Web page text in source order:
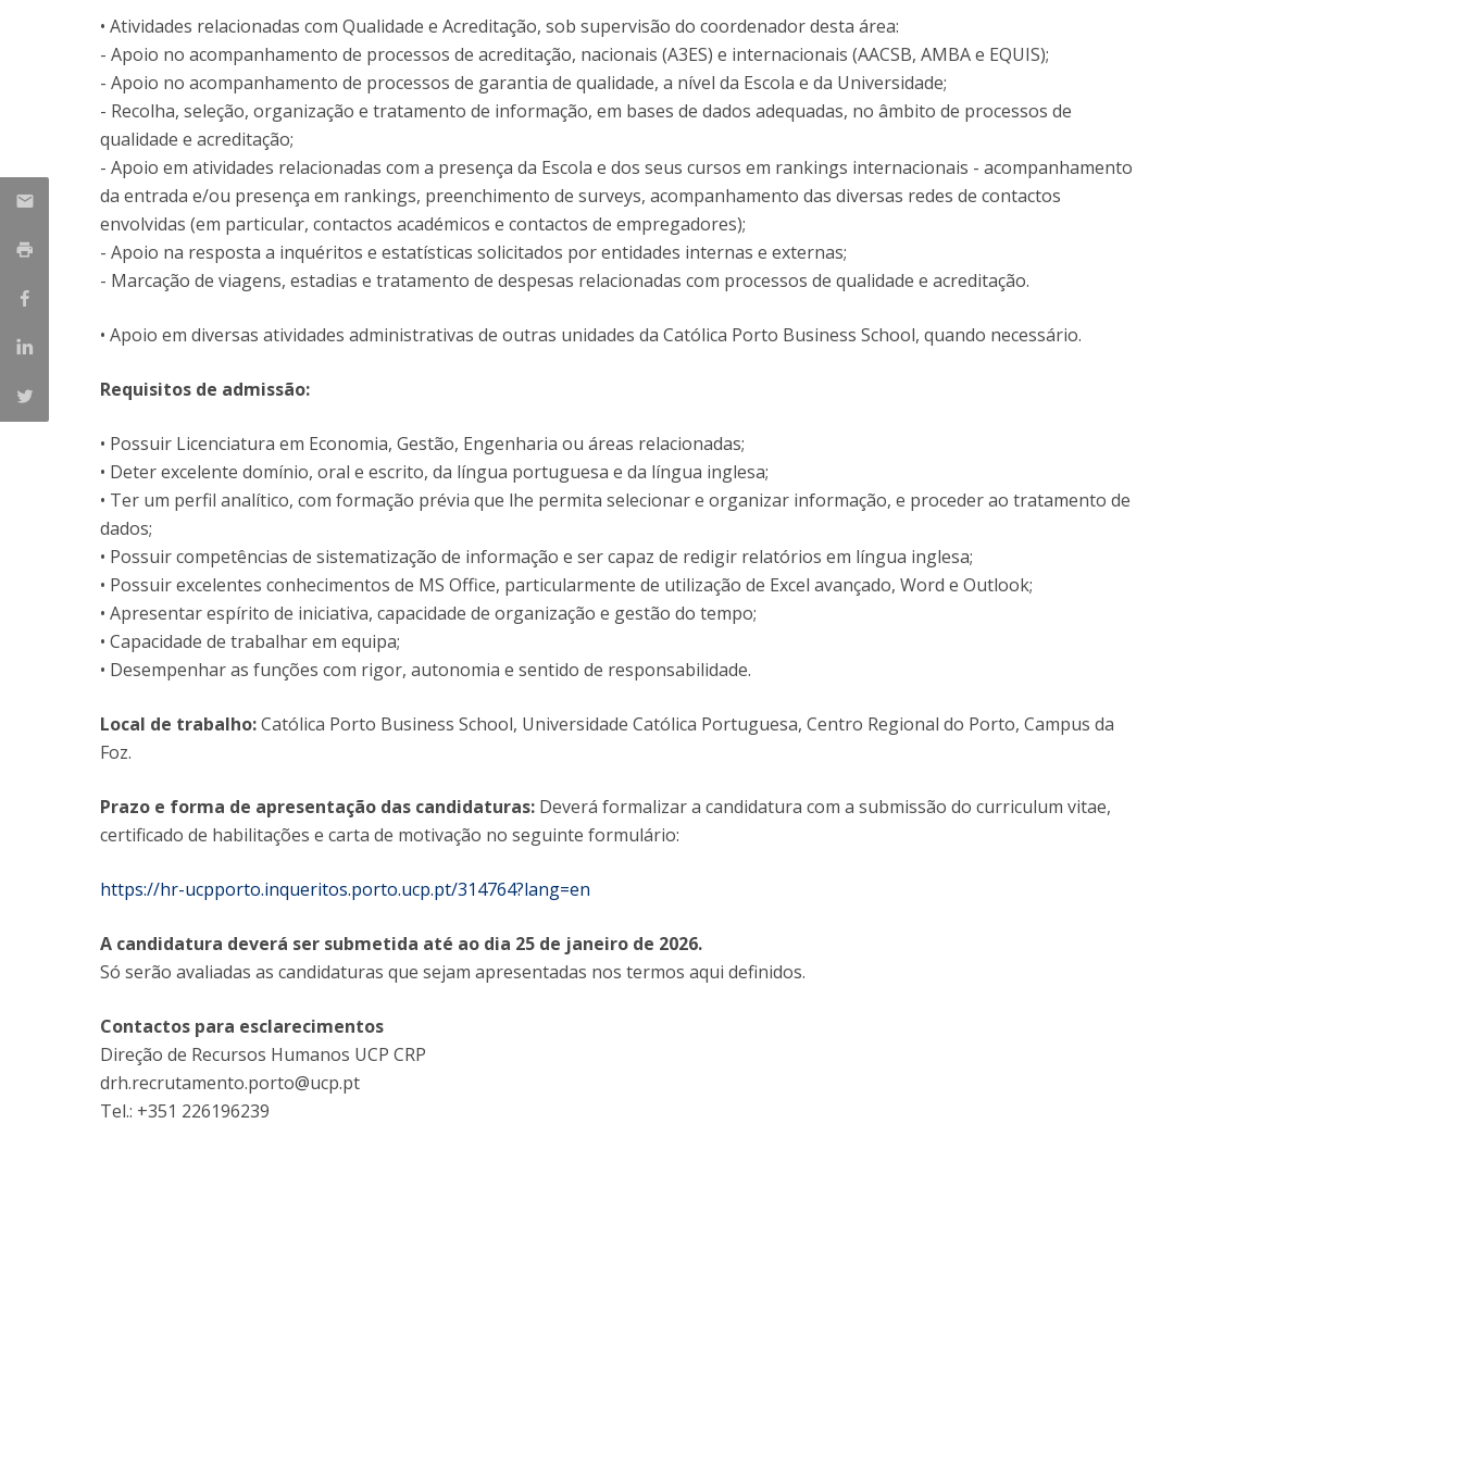
Marketing
PhD in Management
UCP Initiatives
• Atividades relacionadas com Qualidade e Acreditação, sob supervisão do coordenador desta área:
- Apoio no acompanhamento de processos de acreditação, nacionais (A3ES) e internacionais (AACSB, AMBA e EQUIS);
- Apoio no acompanhamento de processos de garantia de qualidade, a nível da Escola e da Universidade;
- Recolha, seleção, organização e tratamento de informação, em bases de dados adequadas, no âmbito de processos de
qualidade e acreditação;
- Apoio em atividades relacionadas com a presença da Escola e dos seus cursos em rankings internacionais - acompanhamento
da entrada e/ou presença em rankings, preenchimento de surveys, acompanhamento das diversas redes de contactos
envolvidas (em particular, contactos académicos e contactos de empregadores);
- Apoio na resposta a inquéritos e estatísticas solicitados por entidades internas e externas;
- Marcação de viagens, estadias e tratamento de despesas relacionadas com processos de qualidade e acreditação.
• Apoio em diversas atividades administrativas de outras unidades da Católica Porto Business School, quando necessário.
Requisitos de admissão:
• Possuir Licenciatura em Economia, Gestão, Engenharia ou áreas relacionadas;
• Deter excelente domínio, oral e escrito, da língua portuguesa e da língua inglesa;
• Ter um perfil analítico, com formação prévia que lhe permita selecionar e organizar informação, e proceder ao tratamento de
dados;
• Possuir competências de sistematização de informação e ser capaz de redigir relatórios em língua inglesa;
• Possuir excelentes conhecimentos de MS Office, particularmente de utilização de Excel avançado, Word e Outlook;
• Apresentar espírito de iniciativa, capacidade de organização e gestão do tempo;
• Capacidade de trabalhar em equipa;
• Desempenhar as funções com rigor, autonomia e sentido de responsabilidade.
Local de trabalho:Católica Porto Business School, Universidade Católica Portuguesa, Centro Regional do Porto, Campus da
Foz.
Prazo e forma de apresentação das candidaturas: Deverá formalizar a candidatura com a submissão do curriculum vitae,
certificado de habilitações e carta de motivação no seguinte formulário:
https://hr-ucpporto.inqueritos.porto.ucp.pt/314764?lang=en
A candidatura deverá ser submetida até ao dia 25 de janeiro de 2026.
Só serão avaliadas as candidaturas que sejam apresentadas nos termos aqui definidos.
Contactos para esclarecimentos
Direção de Recursos Humanos UCP CRP
drh.recrutamento.porto@ucp.pt
Tel.: +351 226196239